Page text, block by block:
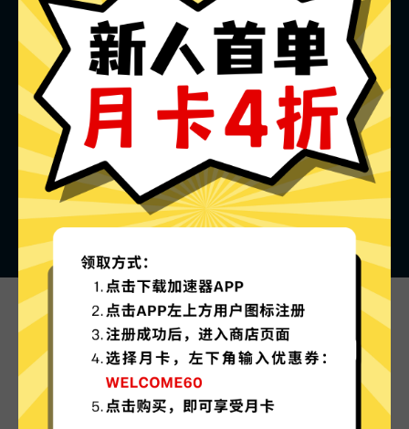
Veee加速器的特色